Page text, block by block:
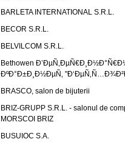
BARLETA INTERNATIONAL S.R.L.
BECOR S.R.L.
BELVILCOM S.R.L.
Bethowen
ÐºÐ°Ð±Ð¸Ð½ÐµÑ‚
BRASCO, salon de bijuterii
BRIZ-GRUPP S.R.L. - salonul de
MORSCOI BRIZ
BUSUIOC S.A.